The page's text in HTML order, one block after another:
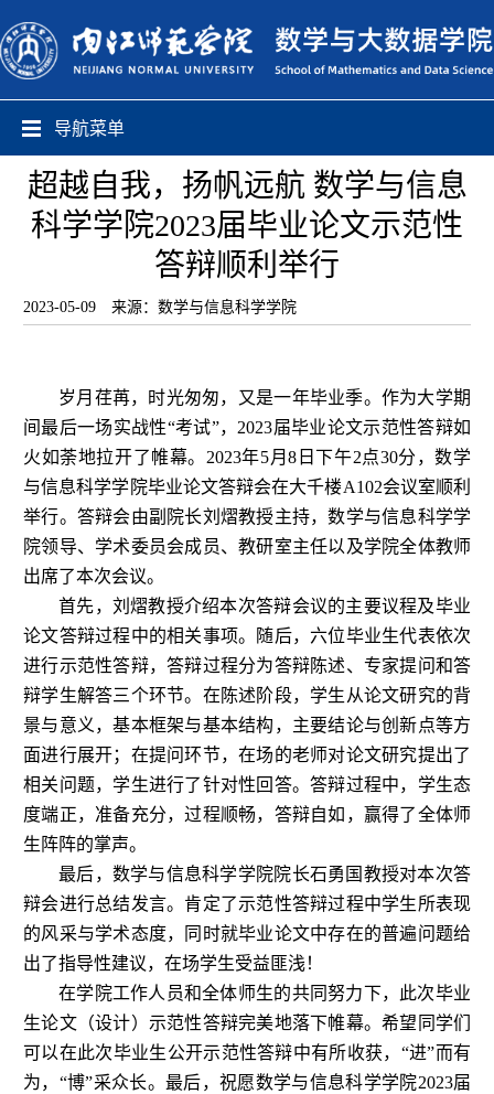
导航菜单
超越自我，扬帆远航 数学与信息
科学学院2023届毕业论文示范性
答辩顺利举行
2023-05-09 来源：数学与信息科学学院
岁月荏苒，时光匆匆，又是一年毕业季。作为大学期
间最后一场实战性“考试”， 2023届毕业论文示范性答辩如
火如荼地拉开了帷幕。 2023年5月8 日下午2点30分，数学
与信息科学学院毕业论文答辩会在大千楼A102会议室顺利
举行。答辩会由副院长刘熠教授主持，数学与信息科学学
院领导、学术委员会成员、教研室主任以及学院全体教师
出席了本次会议。
首先，刘熠教授介绍本次答辩会议的主要议程及毕业
论文答辩过程中的相关事项。随后，六位毕业生代表依次
进行示范性答辩，答辩过程分为答辩陈述、专家提问和答
辩学生解答三个环节。 在 陈述阶段，学生从论文研究的背
景与意义，基本框架与基本结构，主要结论与创新点等方
面进行展开； 在提问环节， 在场的老师对论文研究提出了
相关问题，学生进行了针对性回答。答辩过程中，学生态
度端正，准备充分，过程顺畅，答辩自如，赢得了全体师
生 阵阵的掌声。
最后，数学与信息科学学院院长石勇国教授对本次答
辩会进行总结发言。肯定了示范性答辩过程中学生所表现
的风采与学术态度，同时就毕业论文中存在的普遍问题给
出了指导性建议，在场学生受益匪浅！
在学院工作人员和全体师生的共同努力下，此次毕业
生论文（设计）示范性答辩完美地落下帷幕。 希望同学们
可以在此次毕业生公开示范性答辩中有所收获， “进”而有
为，“博”采众长。最后，祝愿数学与信息科学学院2023届